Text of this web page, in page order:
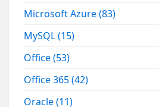
Microsoft Azure(83)
MySQL(15)
Office(53)
Office 365(42)
Oracle(11)